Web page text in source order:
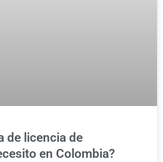
de licencia de
en Colombia?